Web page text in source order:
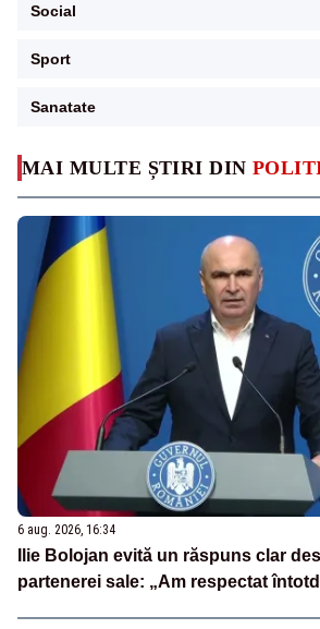
MAI MULTE ȘTIRI DIN
6 aug. 2026, 16:34
Ilie Bolojan evită un răspuns clar
partenerei sale: „Am respectat
Social
Sport
Sanatate